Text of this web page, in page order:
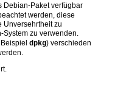
Debian-Paket verfügbar
werden, diese
Unversehrtheit zu
zu verwenden.
dpkg) verschieden